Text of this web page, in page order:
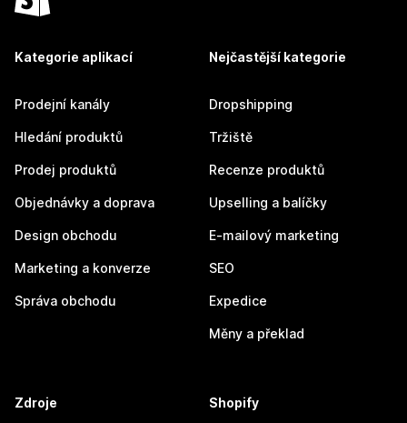
Kategorie aplikací
Prodejní kanály
Hledání produktů
Prodej produktů
Objednávky a doprava
Design obchodu
Marketing a konverze
Správa obchodu
Nejčastější kategorie
Dropshipping
Tržiště
Recenze produktů
Upselling a balíčky
E-mailový marketing
SEO
Expedice
Měny a překlad
Zdroje Shopify